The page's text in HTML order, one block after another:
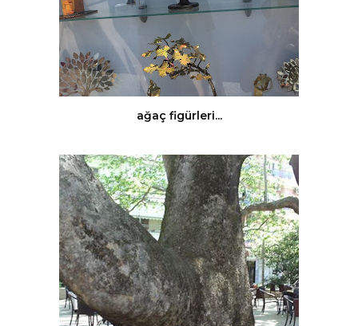
ağaç figürleri...